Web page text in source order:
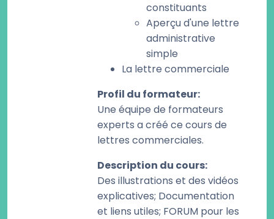
constituants
Aperçu d'une lettre
administrative
simple
La lettre commerciale
Profil du formateur:
Une équipe de formateurs
experts a créé ce cours de
lettres commerciales.
Description du cours:
Des illustrations et des vidéos
explicatives; Documentation
et liens utiles; FORUM pour les